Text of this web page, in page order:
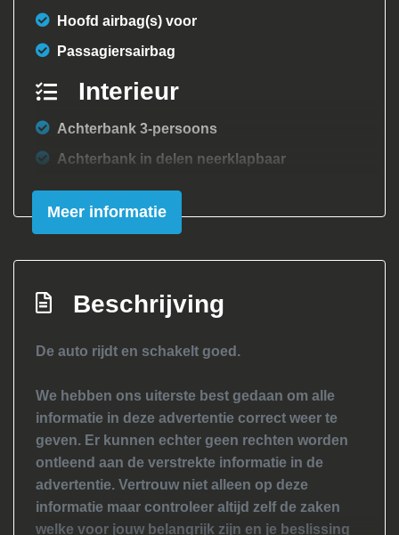
Hoofd airbag(s) voor
Passagiersairbag
Interieur
Achterbank 3-persoons
Achterbank in delen neerklapbaar
Achterbank neerklapbaar
Airco
Stuur verstelbaar
Achterruitwisser
Afst. bed. voor centr. deurvergr
Bumpers in carrosseriekleur
Centrale vergrendeling
Meer informatie
Beschrijving
De auto rijdt en schakelt goed.
We hebben ons uiterste best gedaan om alle
informatie in deze advertentie correct weer te
geven. Er kunnen echter geen rechten worden
ontleend aan de verstrekte informatie in de
advertentie. Vertrouw niet alleen op deze
informatie maar controleer altijd zelf de zaken
welke voor jouw belangrijk zijn en je beslissing